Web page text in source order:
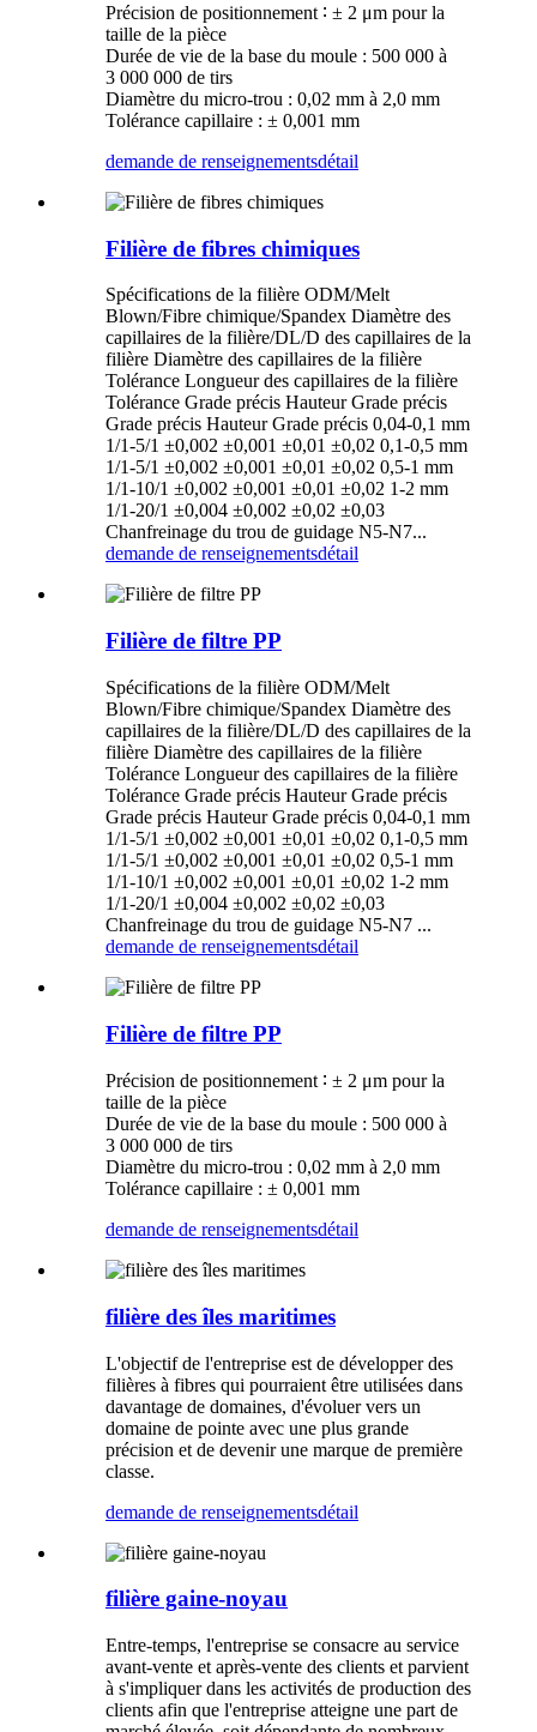
Précision de positionnement ∶ ± 2 μm pour la
taille de la pièce
Durée de vie de la base du moule : 500 000 à
3 000 000 de tirs
Diamètre du micro-trou : 0,02 mm à 2,0 mm
Tolérance capillaire : ± 0,001 mm
demande de renseignementsdétail
Filière de fibres chimiques
Spécifications de la filière ODM/Melt
Blown/Fibre chimique/Spandex Diamètre des
capillaires de la filière/DL/D des capillaires de la
filière Diamètre des capillaires de la filière
Tolérance Longueur des capillaires de la filière
Tolérance Grade précis Hauteur Grade précis
Grade précis Hauteur Grade précis 0,04-0,1 mm
1/1-5/1 ±0,002 ±0,001 ±0,01 ±0,02 0,1-0,5 mm
1/1-5/1 ±0,002 ±0,001 ±0,01 ±0,02 0,5-1 mm
1/1-10/1 ±0,002 ±0,001 ±0,01 ±0,02 1-2 mm
1/1-20/1 ±0,004 ±0,002 ±0,02 ±0,03
Chanfreinage du trou de guidage N5-N7...
demande de renseignementsdétail
Filière de filtre PP
Spécifications de la filière ODM/Melt
Blown/Fibre chimique/Spandex Diamètre des
capillaires de la filière/DL/D des capillaires de la
filière Diamètre des capillaires de la filière
Tolérance Longueur des capillaires de la filière
Tolérance Grade précis Hauteur Grade précis
Grade précis Hauteur Grade précis 0,04-0,1 mm
1/1-5/1 ±0,002 ±0,001 ±0,01 ±0,02 0,1-0,5 mm
1/1-5/1 ±0,002 ±0,001 ±0,01 ±0,02 0,5-1 mm
1/1-10/1 ±0,002 ±0,001 ±0,01 ±0,02 1-2 mm
1/1-20/1 ±0,004 ±0,002 ±0,02 ±0,03
Chanfreinage du trou de guidage N5-N7 ...
demande de renseignementsdétail
Filière de filtre PP
Précision de positionnement ∶ ± 2 μm pour la
taille de la pièce
Durée de vie de la base du moule : 500 000 à
3 000 000 de tirs
Diamètre du micro-trou : 0,02 mm à 2,0 mm
Tolérance capillaire : ± 0,001 mm
demande de renseignementsdétail
filière des îles maritimes
L'objectif de l'entreprise est de développer des
filières à fibres qui pourraient être utilisées dans
davantage de domaines, d'évoluer vers un
domaine de pointe avec une plus grande
précision et de devenir une marque de première
classe.
demande de renseignementsdétail
filière gaine-noyau
Entre-temps, l'entreprise se consacre au service
avant-vente et après-vente des clients et parvient
à s'impliquer dans les activités de production des
clients afin que l'entreprise atteigne une part de